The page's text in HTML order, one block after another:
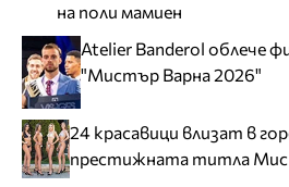
на поли мамиен
Atelier Banderol облече
"Мистър Варна 2026"
24 красавици влизат в
престижната титла Мис